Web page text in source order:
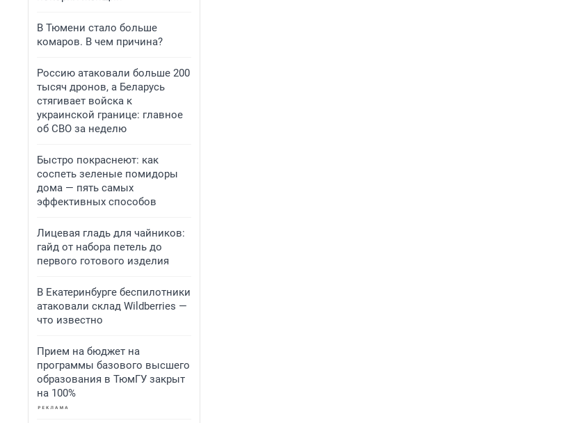
В Тюмени стало больше
комаров. В чем причина?
Россию атаковали больше 200
тысяч дронов, а Беларусь
стягивает войска к
украинской границе: главное
об СВО за неделю
Быстро покраснеют: как
соспеть зеленые помидоры
дома — пять самых
эффективных способов
Лицевая гладь для чайников:
гайд от набора петель до
первого готового изделия
В Екатеринбурге беспилотники
атаковали склад Wildberries —
что известно
Прием на бюджет на
программы базового высшего
образования в ТюмГУ закрыт
на 100%